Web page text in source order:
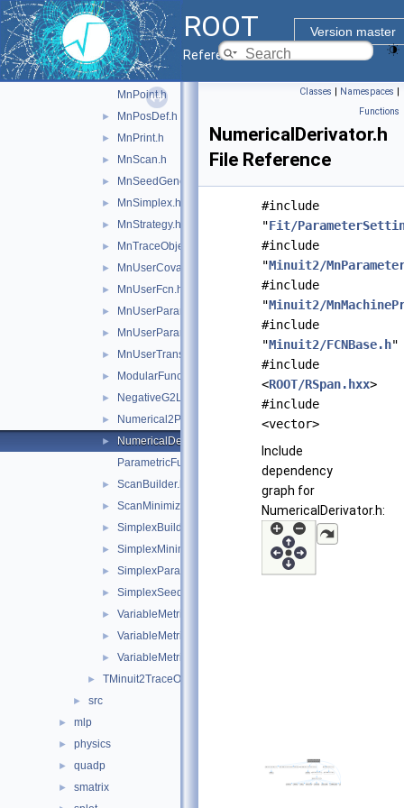
ROOT
Version master
Reference Guide
► MnParabolaFactory.h
► MnParameterScan.h
► MnParameterTransformation.h
► MnPlot.h
MnPoint.h
► MnPosDef.h
► MnPrint.h
► MnScan.h
► MnSeedGenerator.h
► MnSimplex.h
► MnStrategy.h
► MnTraceObject.h
► MnUserCovariance.h
► MnUserFcn.h
► MnUserParameters.h
► MnUserParameterState.h
► MnUserTransformation.h
► ModularFunctionMinimizer.h
► NegativeG2LineSearch.h
► Numerical2PGradientCalculator.h
►
NumericalDerivator.h
ParametricFunction.h
► ScanBuilder.h
► ScanMinimizer.h
► SimplexBuilder.h
► SimplexMinimizer.h
► SimplexParameters.h
► SimplexSeedGenerator.h
► VariableMetricBuilder.h
► VariableMetricEDMEstimator.h
► VariableMetricMinimizer.h
► TMinuit2TraceObject.h
► src
► mlp
► physics
► quadp
► smatrix
Classes | Namespaces |
Functions
NumericalDerivator.h
File Reference
#include
"Fit/
#include
"Minuit2/
#include
"Minuit2/
#include
"Minuit2/FCNBase.h"
#include
<ROOT/RSpan.hxx>
#include
<vector>
Include
dependency
graph for
NumericalDerivator.h: